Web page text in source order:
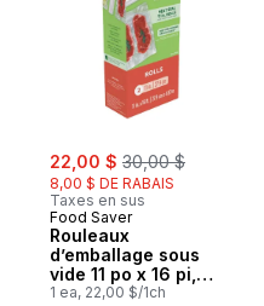
sale:
22,00 $ , formerly:
30,00 $
8,00 $ DE RABAIS
Taxes en sus
Food Saver
Rouleaux
d’emballage sous
vide 11 po x 16 pi,
emballage double
1 ea, 22,00 $/1ch